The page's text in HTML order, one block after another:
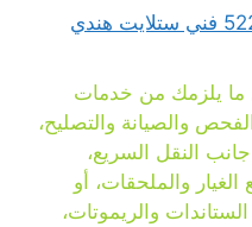
فني ستلايت المطلاع 52227330 فني ستلايت هندي
ما يلزمك من خدمات
والصيانة والتصليح،
النقل السريع،
والملحقات، أو
والريموتات،